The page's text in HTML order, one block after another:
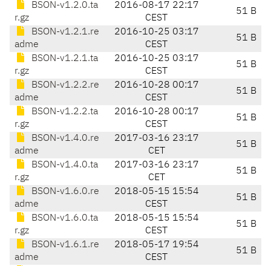
BSON-v1.2.0.ta
r.gz
2016-08-17 22:17
CEST
51 B
BSON-v1.2.1.re
adme
2016-10-25 03:17
CEST
51 B
BSON-v1.2.1.ta
r.gz
2016-10-25 03:17
CEST
51 B
BSON-v1.2.2.re
adme
2016-10-28 00:17
CEST
51 B
BSON-v1.2.2.ta
r.gz
2016-10-28 00:17
CEST
51 B
BSON-v1.4.0.re
adme
2017-03-16 23:17
CET
51 B
BSON-v1.4.0.ta
r.gz
2017-03-16 23:17
CET
51 B
BSON-v1.6.0.re
adme
2018-05-15 15:54
CEST
51 B
BSON-v1.6.0.ta
r.gz
2018-05-15 15:54
CEST
51 B
BSON-v1.6.1.re
adme
2018-05-17 19:54
CEST
51 B